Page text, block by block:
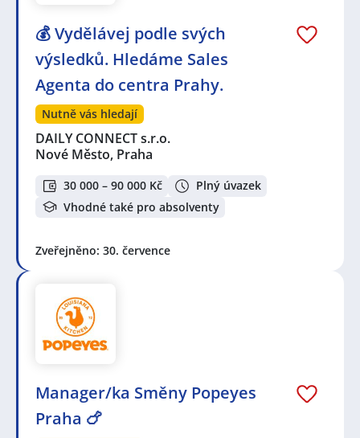
💰 Vydělávej podle svých
výsledků. Hledáme Sales
Agenta do centra Prahy.
Nutně vás hledají
DAILY CONNECT s.r.o.
Nové Město, Praha
30 000 – 90 000 Kč
Plný úvazek
Vhodné také pro absolventy
Zveřejněno: 30. července
Manager/ka Směny Popeyes
Praha 🍗